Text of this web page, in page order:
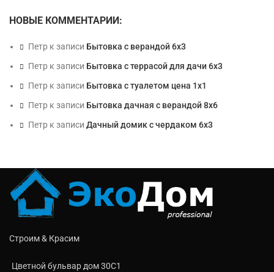
НОВЫЕ КОММЕНТАРИИ:
Петр к записи Бытовка с верандой 6х3
Петр к записи Бытовка с террасой для дачи 6х3
Петр к записи Бытовка с туалетом цена 1х1
Петр к записи Бытовка дачная с верандой 8х6
Петр к записи Дачный домик с чердаком 6х3
Строим & Красим
Цветной бульвар дом 30C1